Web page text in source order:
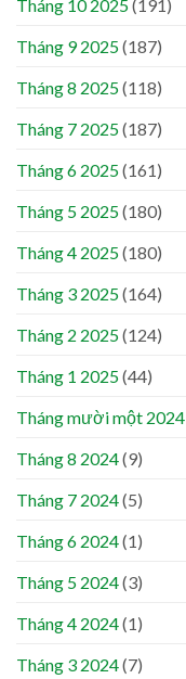
Tháng 10 2025(191)
Tháng 9 2025(187)
Tháng 8 2025(118)
Tháng 7 2025(187)
Tháng 6 2025(161)
Tháng 5 2025(180)
Tháng 4 2025(180)
Tháng 3 2025(164)
Tháng 2 2025(124)
Tháng 1 2025(44)
Tháng mười một 2024
Tháng 8 2024(9)
Tháng 7 2024(5)
Tháng 6 2024(1)
Tháng 5 2024(3)
Tháng 4 2024(1)
Tháng 3 2024(7)